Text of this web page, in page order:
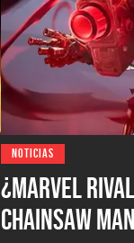
NOTICIAS
¿Marvel
Chainsaw